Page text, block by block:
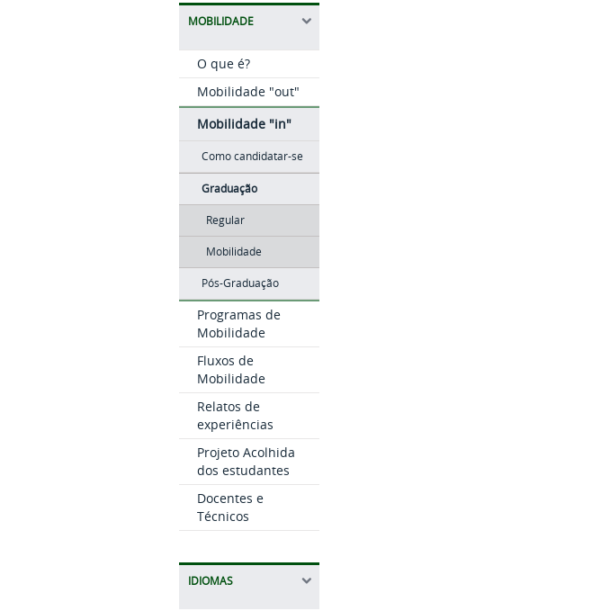
MOBILIDADE
O que é?
Mobilidade "out"
Mobilidade "in"
Como candidatar-se
Graduação
Regular
Mobilidade
Pós-Graduação
Programas de
Mobilidade
Fluxos de
Mobilidade
Relatos de
experiências
Projeto Acolhida
dos estudantes
Docentes e
Técnicos
IDIOMAS